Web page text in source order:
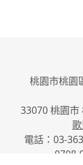
桃園市桃園
33070 桃園市
電話：03-
0708-